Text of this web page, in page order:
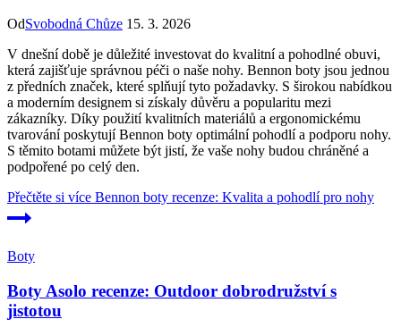
OdSvobodná Chůze 15. 3. 2026
V dnešní době je důležité investovat do kvalitní a pohodlné obuvi,
která zajišťuje správnou péči o naše nohy. Bennon boty jsou jednou
z předních značek, které splňují tyto požadavky. S širokou nabídkou
a moderním designem si získaly důvěru a popularitu mezi
zákazníky. Díky použití kvalitních materiálů a ergonomickému
tvarování poskytují Bennon boty optimální pohodlí a podporu nohy.
S těmito botami můžete být jistí, že vaše nohy budou chráněné a
podpořené po celý den.
Přečtěte si více Bennon boty recenze: Kvalita a pohodlí pro nohy
Boty
Boty Asolo recenze: Outdoor dobrodružství s
jistotou